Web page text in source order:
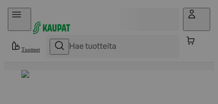
Hyppää sisältöön
Tuotteet